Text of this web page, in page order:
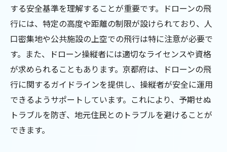
する安全基準を理解することが重要です。ドローンの飛
行には、特定の高度や距離の制限が設けられており、人
口密集地や公共施設の上空での飛行は特に注意が必要で
す。また、ドローン操縦者には適切なライセンスや資格
が求められることもあります。京都府は、ドローンの飛
行に関するガイドラインを提供し、操縦者が安全に運用
できるようサポートしています。これにより、予期せぬ
トラブルを防ぎ、地元住民とのトラブルを避けることが
できます。